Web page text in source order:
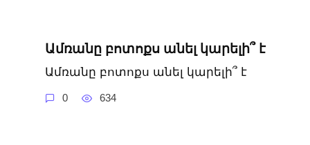
Ամռանը բոտոքս անել կարելի՞ է
Ամռանը բոտոքս անել կարելի՞ է
0 634